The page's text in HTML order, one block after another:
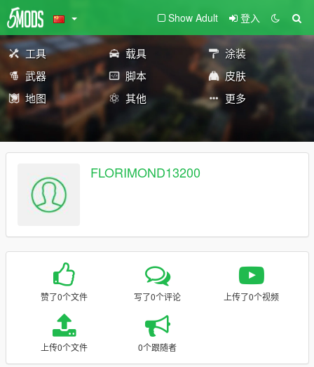
Show Adult 登入
工具 载具
涂装
武器
脚本
皮肤
地图
其他 更多
FLORIMOND13200
赞了0个文件 写了0个评论 上传了0个视频
上传0个文件 0个跟随者